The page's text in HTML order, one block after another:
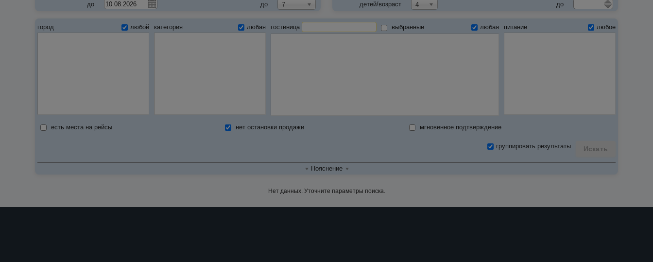
до
до 7
детей/возраст
4 до
город любой категория любая гостиница выбранные любая питание любое
есть места на рейсы нет остановки продажи мгновенное подтверждение
Искать
группировать результаты
Пояснение
Нет данных. Уточните параметры поиска.